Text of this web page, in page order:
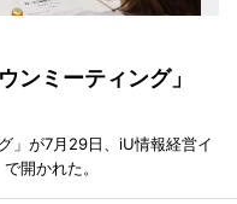
ンミーティング」
」が7月29日、iU情報経営イ
開かれた。